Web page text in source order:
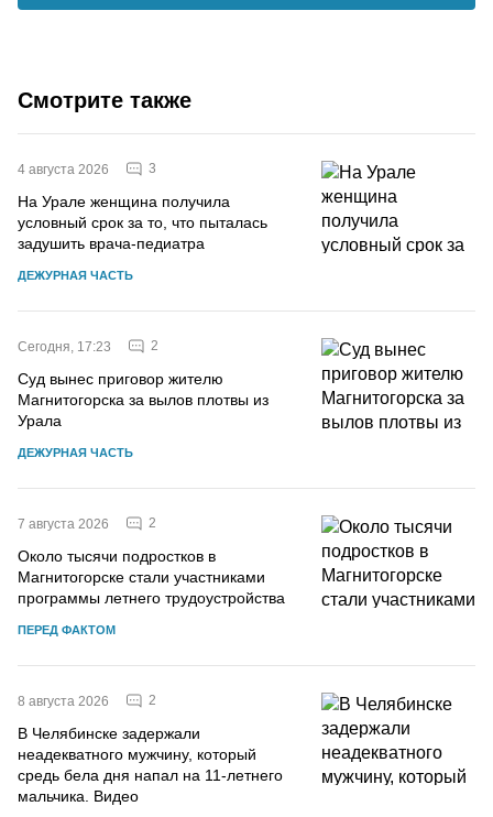
Смотрите также
4 августа 2026 3
На Урале женщина получила
условный срок за то, что пыталась
задушить врача-педиатра
ДЕЖУРНАЯ ЧАСТЬ
Сегодня, 17:23 2
Суд вынес приговор жителю
Магнитогорска за вылов плотвы из
Урала
ДЕЖУРНАЯ ЧАСТЬ
7 августа 2026 2
Около тысячи подростков в
Магнитогорске стали участниками
программы летнего трудоустройства
ПЕРЕД ФАКТОМ
8 августа 2026 2
В Челябинске задержали
неадекватного мужчину, который
средь бела дня напал на 11-летнего
мальчика. Видео